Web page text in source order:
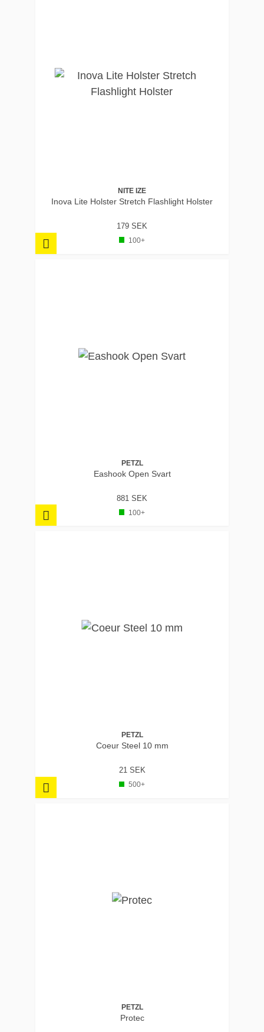
NITE IZE
Inova Lite Holster Stretch Flashlight Holster
179 SEK
100+
PETZL
Eashook Open Svart
881 SEK
100+
PETZL
Coeur Steel 10 mm
21 SEK
500+
PETZL
Protec